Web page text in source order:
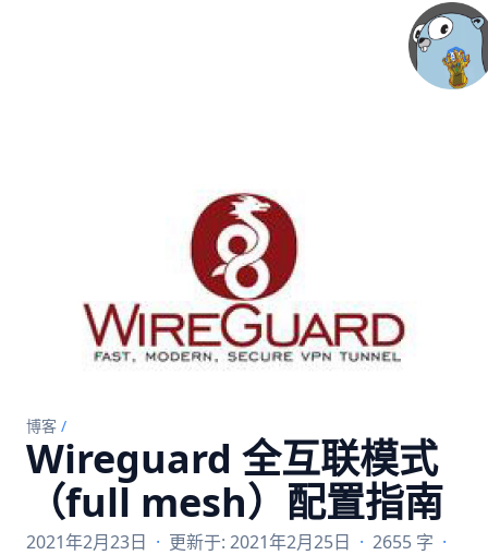
博客 /
Wireguard 全互联模式
（full mesh）配置指南
2021年2月23日 · 更新于: 2021年2月25日 · 2655 字 ·